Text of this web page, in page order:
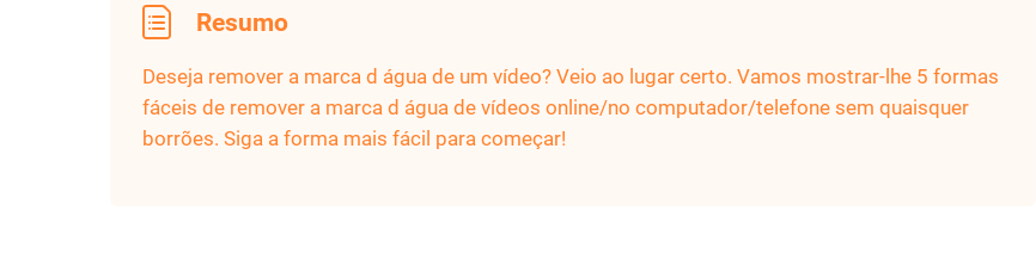
Resumo
Deseja remover a marca d água de um vídeo? Veio ao lugar certo. Vamos mostrar-lhe 5 formas
fáceis de remover a marca d água de vídeos online/no computador/telefone sem quaisquer
borrões. Siga a forma mais fácil para começar!